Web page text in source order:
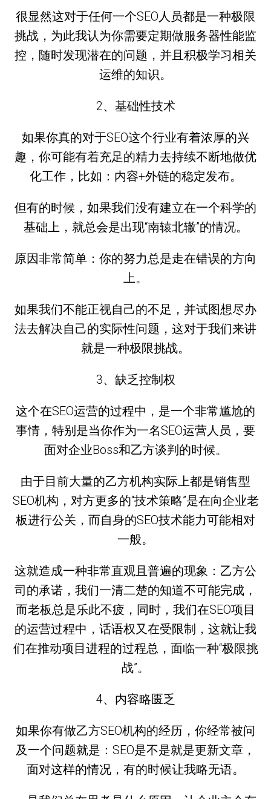
很显然这对于任何一个SEO人员都是一种极限
挑战，为此我认为你需要定期做服务器性能监
控，随时发现潜在的问题，并且积极学习相关
运维的知识。
2、基础性技术
如果你真的对于SEO这个行业有着浓厚的兴
趣，你可能有着充足的精力去持续不断地做优
化工作，比如：内容+外链的稳定发布。
但有的时候，如果我们没有建立在一个科学的
基础上，就总会是出现“南辕北辙”的情况。
原因非常简单：你的努力总是走在错误的方向
上。
如果我们不能正视自己的不足，并试图想尽办
法去解决自己的实际性问题，这对于我们来讲
就是一种极限挑战。
3、缺乏控制权
这个在SEO运营的过程中，是一个非常尴尬的
事情，特别是当你作为一名SEO运营人员，要
面对企业Boss和乙方谈判的时候。
由于目前大量的乙方机构实际上都是销售型
SEO机构，对方更多的“技术策略”是在向企业老
板进行公关，而自身的SEO技术能力可能相对
一般。
这就造成一种非常直观且普遍的现象：乙方公
司的承诺，我们一清二楚的知道不可能完成，
而老板总是乐此不疲，同时，我们在SEO项目
的运营过程中，话语权又在受限制，这就让我
们在推动项目进程的过程总，面临一种“极限挑
战”。
4、内容略匮乏
如果你有做乙方SEO机构的经历，你经常被问
及一个问题就是：SEO是不是就是更新文章，
面对这样的情况，有的时候让我略无语。